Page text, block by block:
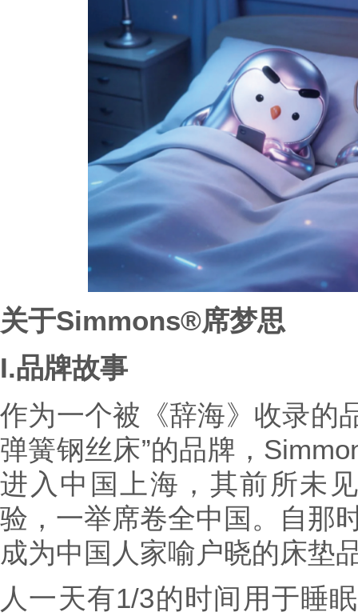
关于Simmons®席梦思
I.品牌故事
作为一个被《辞海》收录的
弹簧钢丝床”的品牌，
进入中国上海，其前所未
验，一举席卷全中国。自那
成为中国人家喻户晓的床垫
人一天有1/3的时间用于睡